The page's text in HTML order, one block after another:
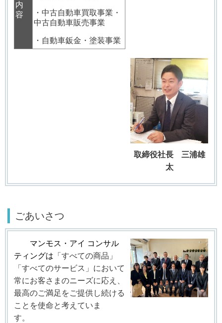
内
容
・中古自動車買取事業・
中古自動車販売事業
・自動車鈑金・塗装事業
取締役社長 三浦雄
太
ごあいさつ
マンモス・アイ コンサル
ティングは 「すべての商品」
「すべてのサービス」において
常にお客さまのニーズに応え、
最高のご満足をご提供し続ける
ことを使命と考えていま
す。